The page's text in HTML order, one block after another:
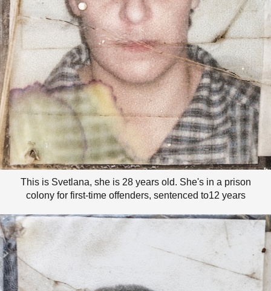
This is Svetlana, she is 28 years old. She's in a prison
colony for first-time offenders, sentenced to12 years